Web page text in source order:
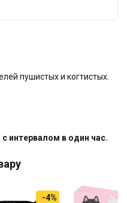
пушистых и когтистых.
с интервалом в один час.
-4%